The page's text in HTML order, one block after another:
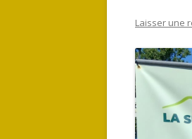
Laisser une